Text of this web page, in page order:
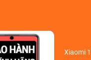
Xiaomi